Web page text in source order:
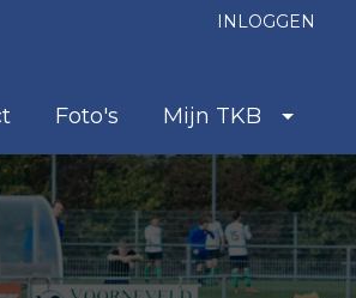
INLOGGEN
Foto's Mijn TKB